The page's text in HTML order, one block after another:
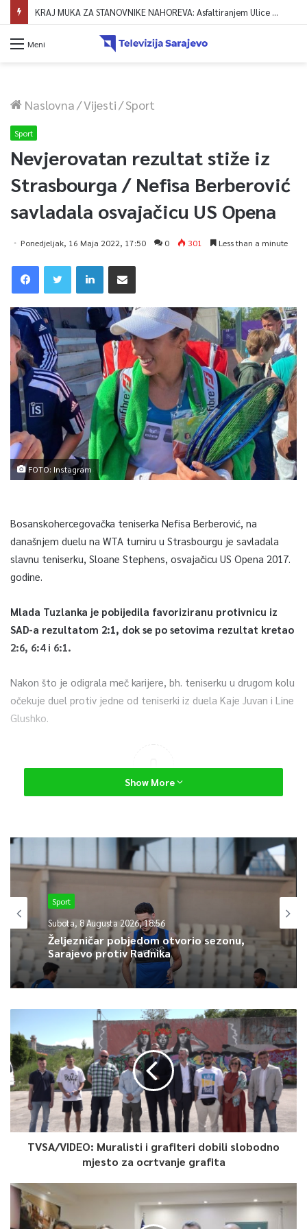
KRAJ MUKA ZA STANOVNIKE NAHOREVA: Asfaltiranjem Ulice Vranica brijeg spajaju se gornji i središnji dio naselja
Meni
Naslovna/Vijesti/Sport
Sport
Nevjerovatan rezultat stiže iz
Strasbourga / Nefisa Berberović
savladala osvajačicu US Opena
Ponedjeljak, 16 Maja 2022, 17:50 0 301 Less than a minute
FOTO: Instagram
Bosanskohercegovačka teniserka Nefisa Berberović, na
današnjem duelu na WTA turniru u Strasbourgu je savladala
slavnu teniserku, Sloane Stephens, osvajačicu US Opena 2017.
godine.
Mlada Tuzlanka je pobijedila favoriziranu protivnicu iz
SAD-a rezultatom 2:1, dok se po setovima rezultat kretao
2:6, 6:4 i 6:1.
Nakon što je odigrala meč karijere, bh. teniserku u drugom kolu
očekuje duel protiv jedne od teniserki iz duela Kaje Juvan i Line
Glushko.
0
Article Rating
Show More
Sport
Subota, 8 Augusta 2026, 18:56
Željezničar pobjedom otvorio sezonu,
Sarajevo protiv Radnika
TVSA/VIDEO: Muralisti i grafiteri dobili slobodno
mjesto za ocrtvanje grafita